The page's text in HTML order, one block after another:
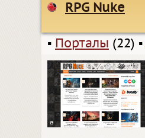
RPG Nuke
▪ Порталы (22) ▪